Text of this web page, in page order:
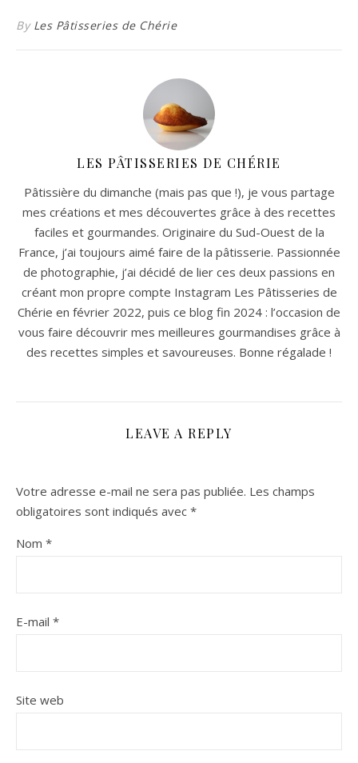
By Les Pâtisseries de Chérie
LES PÂTISSERIES DE CHÉRIE
Pâtissière du dimanche (mais pas que !), je vous partage
mes créations et mes découvertes grâce à des recettes
faciles et gourmandes. Originaire du Sud-Ouest de la
France, j’ai toujours aimé faire de la pâtisserie. Passionnée
de photographie, j’ai décidé de lier ces deux passions en
créant mon propre compte Instagram Les Pâtisseries de
Chérie en février 2022, puis ce blog fin 2024 : l’occasion de
vous faire découvrir mes meilleures gourmandises grâce à
des recettes simples et savoureuses. Bonne régalade !
LEAVE A REPLY
Votre adresse e-mail ne sera pas publiée. Les champs
obligatoires sont indiqués avec *
Nom *
E-mail *
Site web